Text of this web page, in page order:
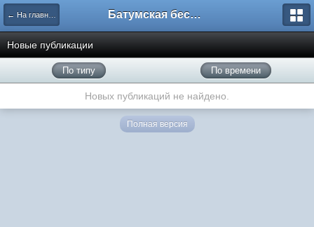
← На главную Батумская беседка
Новые публикации
По типу По времени
Новых публикаций не найдено.
Полная версия